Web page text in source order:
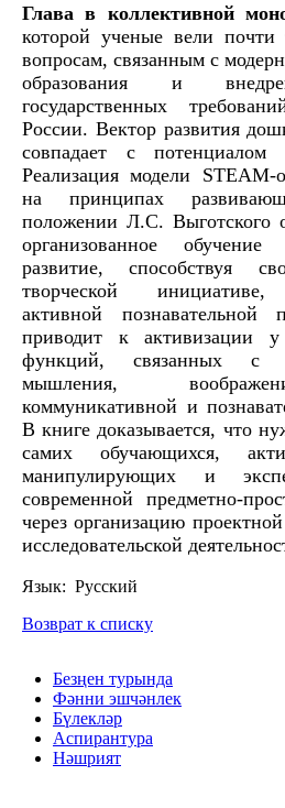
Глава в коллективной
которой ученые вели почти
вопросам, связанным с
образования и
государственных
России. Вектор развития
совпадает с потенциалом
Реализация модели STEAM-
на принципах
положении Л.С. Выготского
организованное
развитие, способствуя
творческой инициативе,
активной
приводит к активизации
функций, связанных с
мышления,
коммуникативной и
В книге доказывается, что
самих обучающихся,
манипулирующих и
современной предметно-
через организацию
исследовательской
Язык: Русский
Возврат к списку
Безңен турында
Фәнни эшчәнлек
Бүлекләр
Аспирантура
Нәшрият